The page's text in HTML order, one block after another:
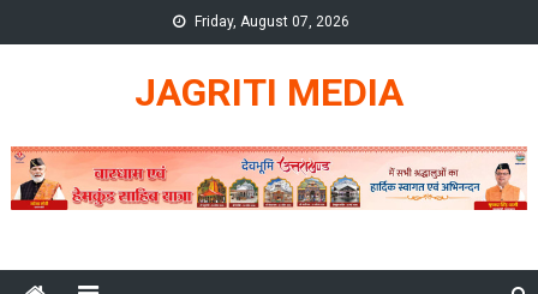
to
Friday, August 07, 2026
JAGRITI MEDIA